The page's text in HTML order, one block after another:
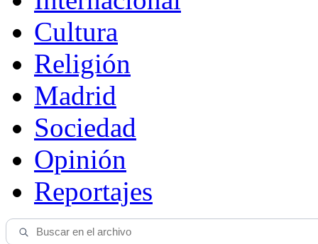
Cultura
Religión
Madrid
Sociedad
Opinión
Reportajes